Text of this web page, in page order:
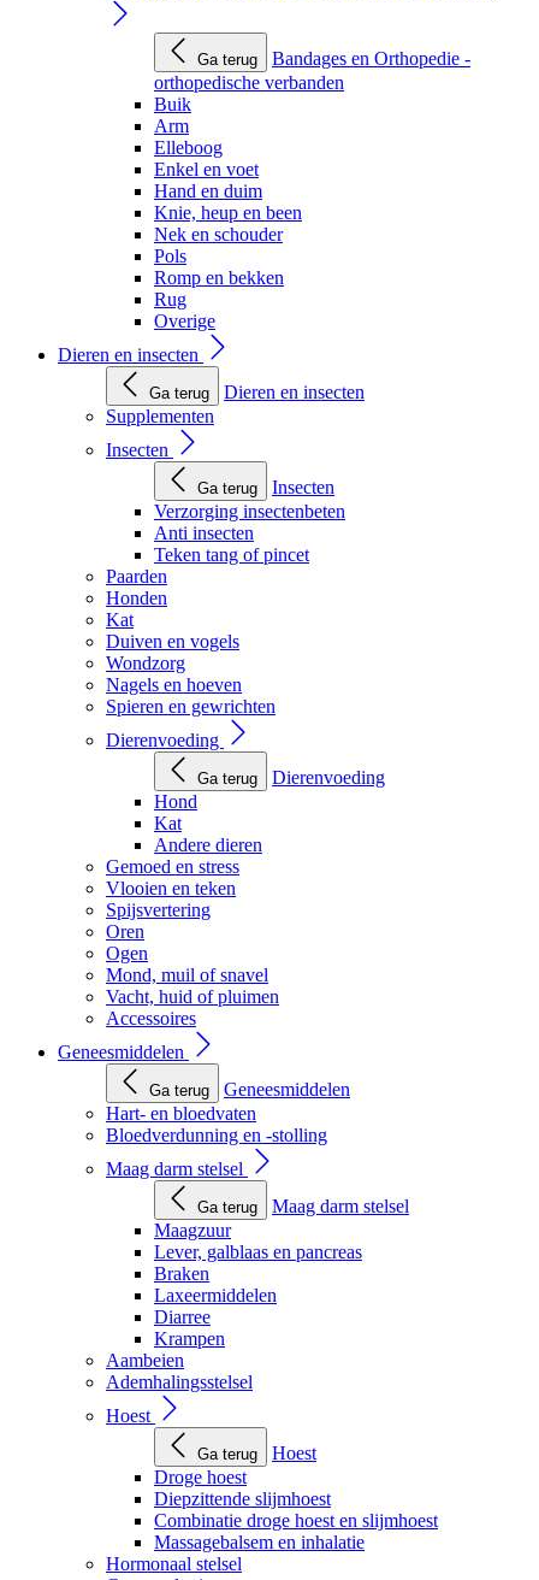
Ga terug
Bandages en Orthopedie -
orthopedische verbanden
Buik
Arm
Elleboog
Enkel en voet
Hand en duim
Knie, heup en been
Nek en schouder
Pols
Romp en bekken
Rug
Overige
Dieren en insecten
Ga terug
Dieren en insecten
Supplementen
Insecten
Ga terug
Insecten
Verzorging insectenbeten
Anti insecten
Teken tang of pincet
Paarden
Honden
Kat
Duiven en vogels
Wondzorg
Nagels en hoeven
Spieren en gewrichten
Dierenvoeding
Ga terug
Dierenvoeding
Hond
Kat
Andere dieren
Gemoed en stress
Vlooien en teken
Spijsvertering
Oren
Ogen
Mond, muil of snavel
Vacht, huid of pluimen
Accessoires
Geneesmiddelen
Ga terug
Geneesmiddelen
Hart- en bloedvaten
Bloedverdunning en -stolling
Maag darm stelsel
Ga terug
Maag darm stelsel
Maagzuur
Lever, galblaas en pancreas
Braken
Laxeermiddelen
Diarree
Krampen
Aambeien
Ademhalingsstelsel
Hoest
Ga terug
Hoest
Droge hoest
Diepzittende slijmhoest
Combinatie droge hoest en slijmhoest
Massagebalsem en inhalatie
Hormonaal stelsel